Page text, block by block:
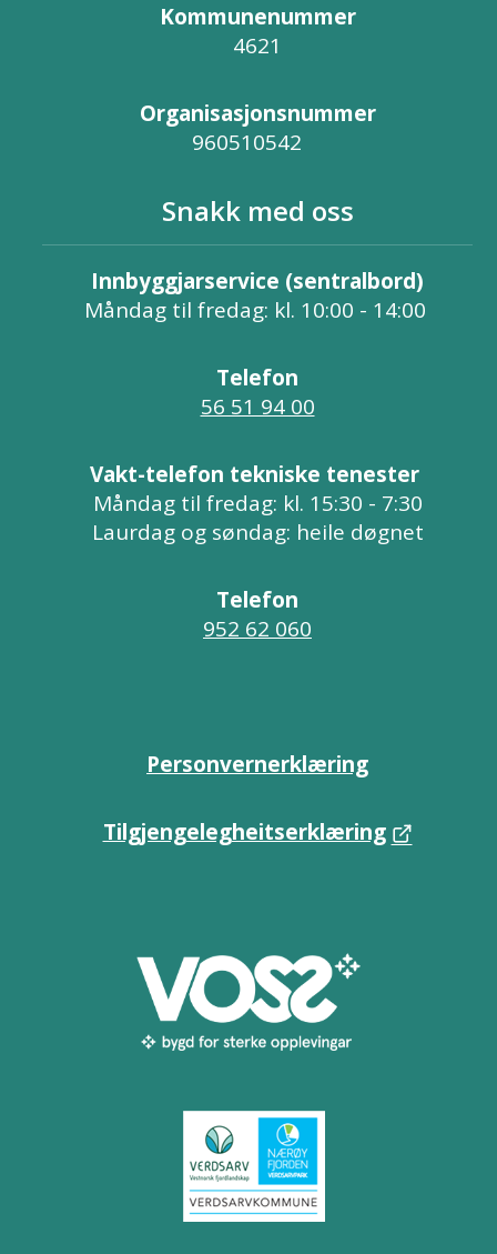
Kommunenummer
4621
Organisasjonsnummer
960510542
Snakk med oss
Innbyggjarservice (sentralbord)
Måndag til fredag: kl. 10:00 - 14:00
Telefon
56 51 94 00
Vakt-telefon tekniske tenester
Måndag til fredag: kl. 15:30 - 7:30
Laurdag og søndag: heile døgnet
Telefon
952 62 060
Personvernerklæring
Tilgjengelegheitserklæring